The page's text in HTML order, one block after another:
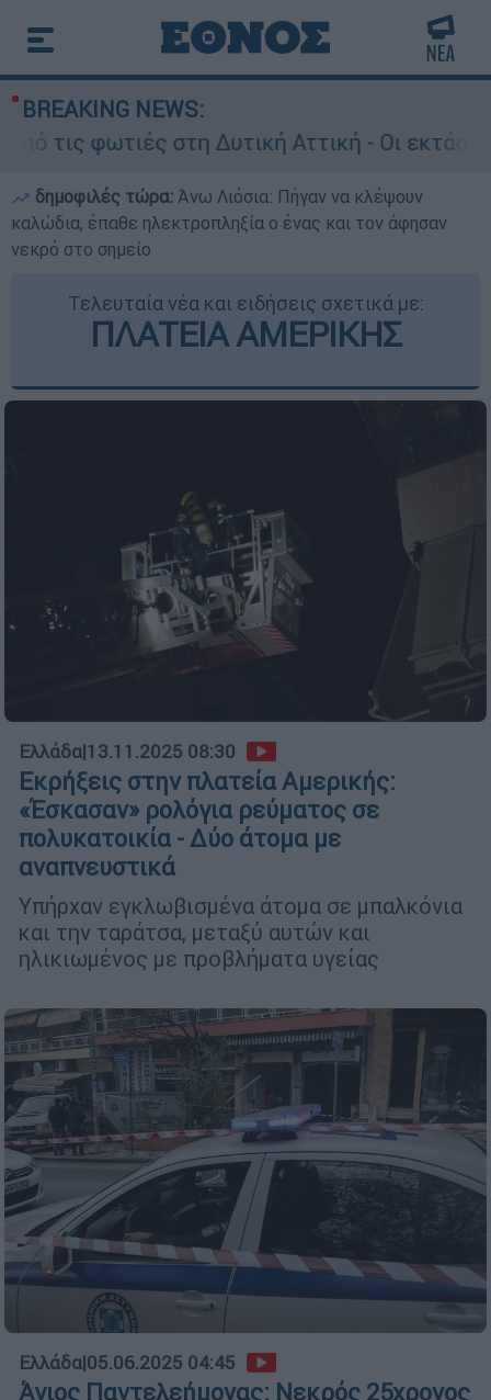
BREAKING NEWS:
στη Δυτική Αττική - Οι εκτάσεις που
δημοφιλές τώρα: Άνω Λιόσια: Πήγαν να κλέψουν
καλώδια, έπαθε ηλεκτροπληξία ο ένας και τον άφησαν
νεκρό στο σημείο
Τελευταία νέα και ειδήσεις σχετικά με:
ΠΛΑΤΕΙΑ ΑΜΕΡΙΚΗΣ
Ελλάδα|13.11.2025 08:30
Εκρήξεις στην πλατεία Αμερικής:
«Έσκασαν» ρολόγια ρεύματος σε
πολυκατοικία - Δύο άτομα με
αναπνευστικά
Υπήρχαν εγκλωβισμένα άτομα σε μπαλκόνια
και την ταράτσα, μεταξύ αυτών και
ηλικιωμένος με προβλήματα υγείας
Ελλάδα|05.06.2025 04:45
Άγιος Παντελεήμονας: Νεκρός 25χρονος